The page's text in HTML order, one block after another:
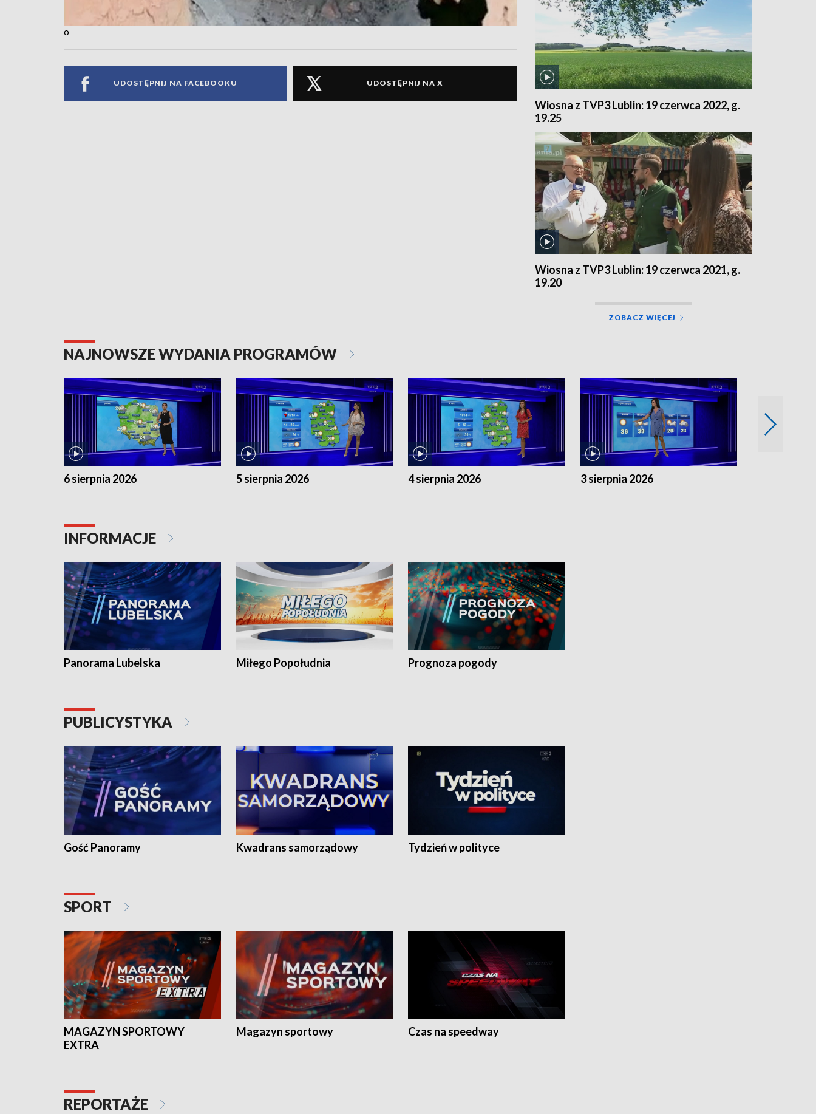
o
UDOSTĘPNIJ NA FACEBOOKU UDOSTĘPNIJ NA X
Wiosna z TVP3 Lublin: 19 czerwca 2022, g.
19.25
Wiosna z TVP3 Lublin: 19 czerwca 2021, g.
19.20
ZOBACZ WIĘCEJ
NAJNOWSZE WYDANIA PROGRAMÓW
6 sierpnia 2026 5 sierpnia 2026 4 sierpnia 2026 3 sierpnia 2026
INFORMACJE
Panorama Lubelska Miłego Popołudnia Prognoza pogody
PUBLICYSTYKA
Gość Panoramy Kwadrans samorządowy Tydzień w polityce
SPORT
MAGAZYN SPORTOWY
EXTRA
Magazyn sportowy Czas na speedway
REPORTAŻE